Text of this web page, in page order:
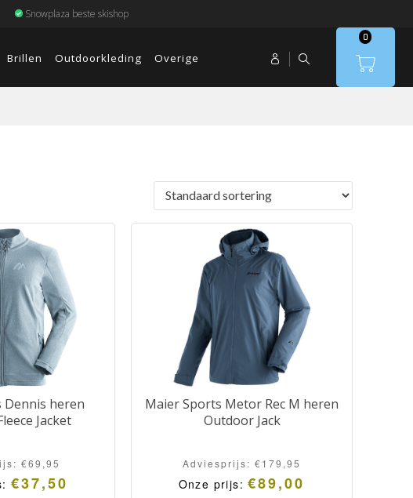
Snowplaza beste skishop
Brillen Outdoorkleding Overige
0
Dennis heren
Jacket
€69,95
€37,50
Maier Sports Metor Rec M heren
Outdoor Jack
Adviesprijs:€179,95
Onze prijs:€89,00